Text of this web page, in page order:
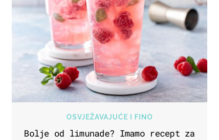
OSVJEŽAVAJUĆE I FINO
Bolje od limunade? Imamo recept za